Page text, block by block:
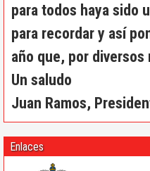
para todos haya sido
para recordar y así
año que, por
Un saludo
Juan Ramos,
Enlaces